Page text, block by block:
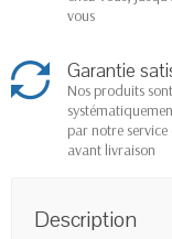
vous
Garantie
Nos produits sont
par notre
avant livraison
Description